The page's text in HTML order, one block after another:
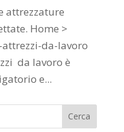
attrezzature
Home >
da-lavoro
da lavoro è
e...
Cerca